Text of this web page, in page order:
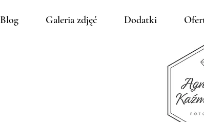
Blog Galeria zdjęć Dodatki